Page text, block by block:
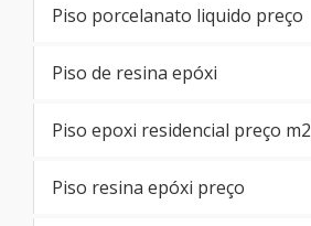
Piso porcelanato liquido preço
Piso de resina epóxi
Piso epoxi residencial preço m2
Piso resina epóxi preço